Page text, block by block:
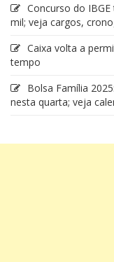
Concurso do
mil; veja cargos,
Caixa volta a
tempo
Bolsa Família
nesta quarta; veja